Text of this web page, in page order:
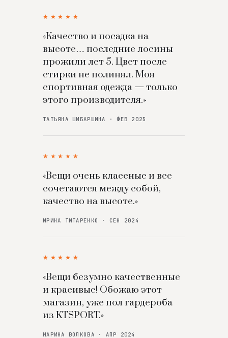
★★★★★
«Качество и посадка на
высоте… последние лосины
прожили лет 5. Цвет после
стирки не полинял. Моя
спортивная одежда — только
этого производителя.»
ТАТЬЯНА ШИБАРШИНА · ФЕВ 2025
★★★★★
«Вещи очень классные и все
сочетаются между собой,
качество на высоте.»
ИРИНА ТИТАРЕНКО · СЕН 2024
★★★★★
«Вещи безумно качественные
и красивые! Обожаю этот
магазин, уже пол гардероба
из KTSPORT.»
МАРИНА ВОЛКОВА · АПР 2024